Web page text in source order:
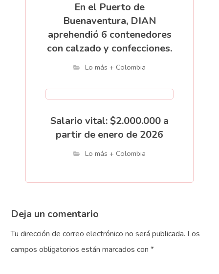
En el Puerto de
Buenaventura, DIAN
aprehendió 6 contenedores
con calzado y confecciones.
Lo más + Colombia
Salario vital: $2.000.000 a
partir de enero de 2026
Lo más + Colombia
Deja un comentario
Tu dirección de correo electrónico no será publicada. Los
campos obligatorios están marcados con*